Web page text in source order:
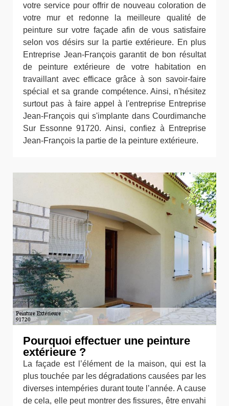
votre service pour offrir de nouveau coloration de
votre mur et redonne la meilleure qualité de
peinture sur votre façade afin de vous satisfaire
selon vos désirs sur la partie extérieure. En plus
Entreprise Jean-François garantit de bon résultat
de peinture extérieure de votre habitation en
travaillant avec efficace grâce à son savoir-faire
spécial et sa grande compétence. Ainsi, n'hésitez
surtout pas à faire appel à l'entreprise Entreprise
Jean-François qui s'implante dans Courdimanche
Sur Essonne 91720. Ainsi, confiez à Entreprise
Jean-François la partie de la peinture extérieure.
Pourquoi effectuer une peinture
extérieure ?
La façade est l’élément de la maison, qui est la
plus touchée par les dégradations causées par les
diverses intempéries durant toute l’année. A cause
de cela, elle peut montrer des fissures, être envahi